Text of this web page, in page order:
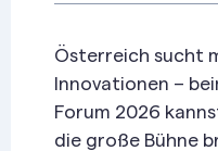
Österreich sucht
Innovationen –
Forum 2026
die große Bühne